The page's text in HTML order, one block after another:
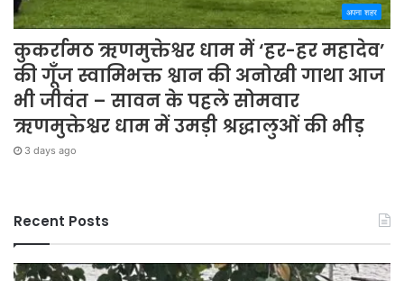
अपना शहर
कुकर्रामठ ऋणमुक्तेश्वर धाम में ‘हर-हर महादेव’
की गूँज स्वामिभक्त श्वान की अनोखी गाथा आज
भी जीवंत – सावन के पहले सोमवार
ऋणमुक्तेश्वर धाम में उमड़ी श्रद्धालुओं की भीड़
3 days ago
Recent Posts